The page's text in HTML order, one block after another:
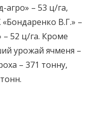
агро» – 53 ц/га,
В.Г.» –
52 ц/га. Кроме
урожай ячменя –
– 371 тонну,